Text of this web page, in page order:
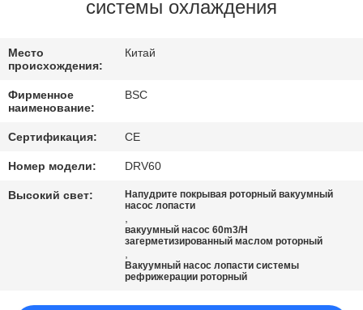
КОНТРОЛЬ
СВЯЖИТЕСЬ
С
НАМИ
ЗАПРОСИТЕ
системы охлаждения
Место
происхождения:
Китай
Фирменное
наименование:
BSC
Сертификация: CE
Номер модели: DRV60
Высокий свет:
Напудрите покрывая роторный вакуумный
насос лопасти
,
вакуумный насос 60m3/H
загерметизированный маслом роторный
,
Вакуумный насос лопасти системы
рефрижерации роторный